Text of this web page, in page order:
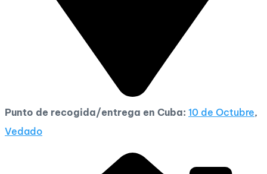
Punto de recogida/entrega en Cuba: 10 de Octubre,
Vedado